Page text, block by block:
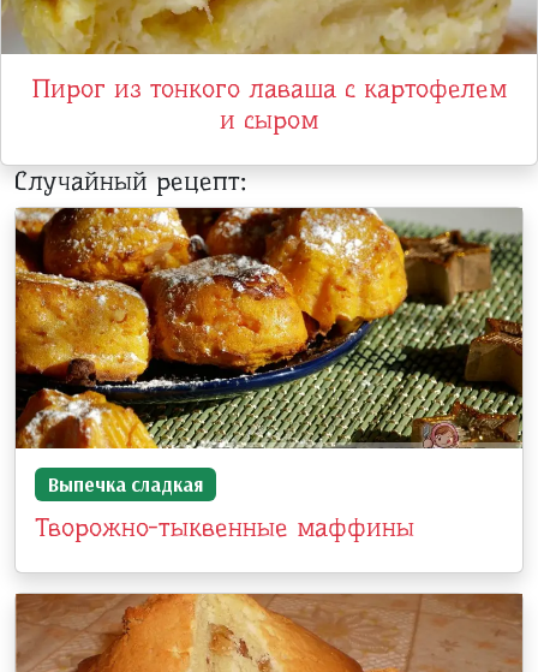
Пирог из тонкого лаваша с картофелем
и сыром
Случайный рецепт:
Выпечка сладкая
Творожно-тыквенные маффины